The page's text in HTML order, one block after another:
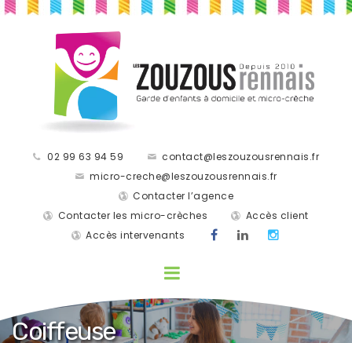
02 99 63 94 59
contact@leszouzousrennais.fr
micro-creche@leszouzousrennais.fr
Contacter l’agence
Contacter les micro-crèches
Accès client
Accès intervenants
Coiffeuse